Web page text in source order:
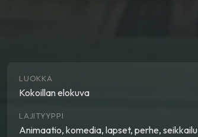
LUOKKA
Kokoillan elokuva
LAJITYYPPI
Animaatio, komedia, lapset, perhe, seikkailu